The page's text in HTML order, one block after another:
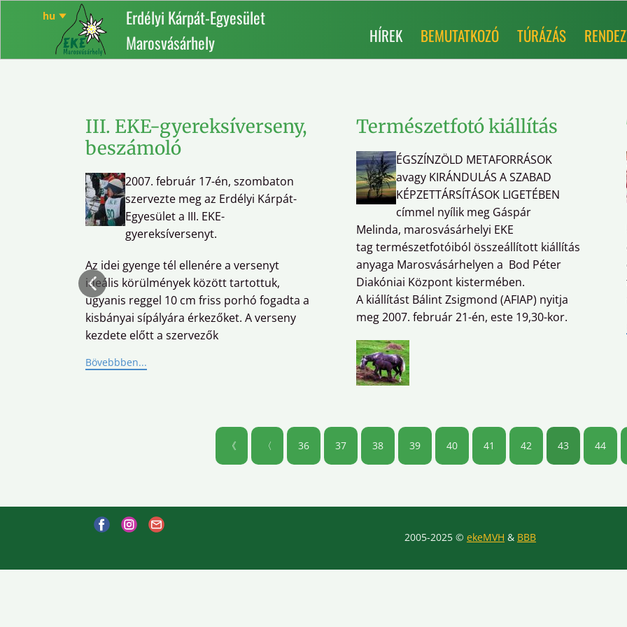
Erdélyi Kárpát-Egyesület
Marosvásárhely
HÍREK BEMUTATKOZÓ TÚRÁZÁS
III. EKE-gyereksíverseny,
beszámoló
2007. február 17-én, szombaton
szervezte meg az Erdélyi Kárpát-
Egyesület a III. EKE-
gyereksíversenyt.
Az idei gyenge tél ellenére a versenyt
ideális körülmények között tartottuk,
ugyanis reggel 10 cm friss porhó fogadta a
kisbányai sípályára érkezőket. A verseny
kezdete előtt a szervezők
Bövebbben...
Természetfotó kiállítás
ÉGSZÍNZÖLD METAFORRÁSOK
avagy KIRÁNDULÁS A SZABAD
KÉPZETTÁRSÍTÁSOK LIGETÉBEN
címmel nyílik meg Gáspár
Melinda, marosvásárhelyi EKE
tag természetfotóiból összeállított kiállítás
anyaga Marosvásárhelyen a Bod Péter
Diakóniai Központ kistermében.
A kiállítást Bálint Zsigmond (AFIAP) nyitja
meg 2007. február 21-én, este 19,30-kor.
《 〈 36 37 38 39 40 41 42 43 44
2005-2025 © ekeMVH & BBB